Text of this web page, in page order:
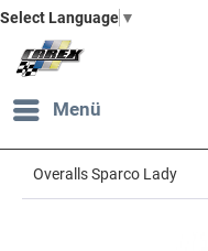
Select Language ▼
Menü
Overalls Sparco Lady